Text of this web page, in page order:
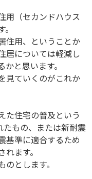
用（セカンドハウス
住用、ということか
居については軽減し
と思います。
見ていくのがこれか
た住宅の普及という
もの、または新耐震
基準に適合するため
ます。
とします。